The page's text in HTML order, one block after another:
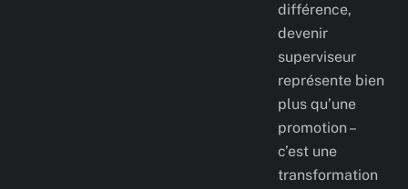
différence,
devenir
superviseur
représente bien
plus qu’une
promotion –
c’est une
transformation